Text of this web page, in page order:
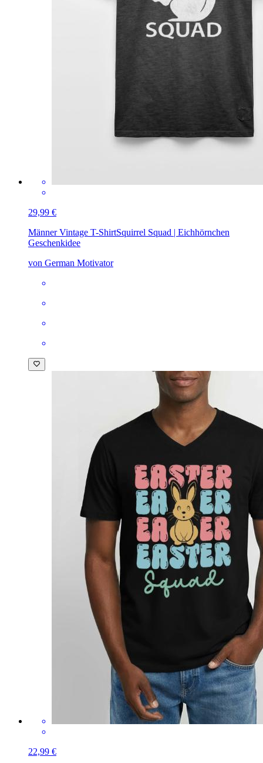
29,99 €
Männer Vintage T-ShirtSquirrel Squad | Eichhörnchen
Geschenkidee
von German Motivator
22,99 €